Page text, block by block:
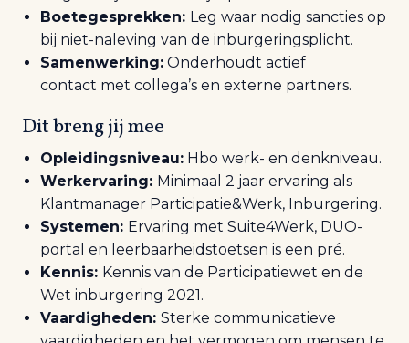
Boetegesprekken: Leg waar nodig sancties op
bij niet-naleving van de inburgeringsplicht.
Samenwerking: Onderhoudt actief
contact met collega’s en externe partners.
Dit breng jij mee
Opleidingsniveau: Hbo werk- en denkniveau.
Werkervaring: Minimaal 2 jaar ervaring als
Klantmanager Participatie&Werk, Inburgering.
Systemen: Ervaring met Suite4Werk, DUO-
portal en leerbaarheidstoetsen is een pré.
Kennis: Kennis van de Participatiewet en de
Wet inburgering 2021.
Vaardigheden: Sterke communicatieve